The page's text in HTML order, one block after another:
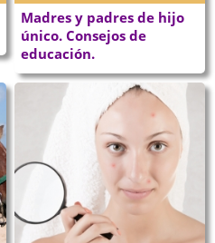
Madres y padres de hijo
único. Consejos de
educación.